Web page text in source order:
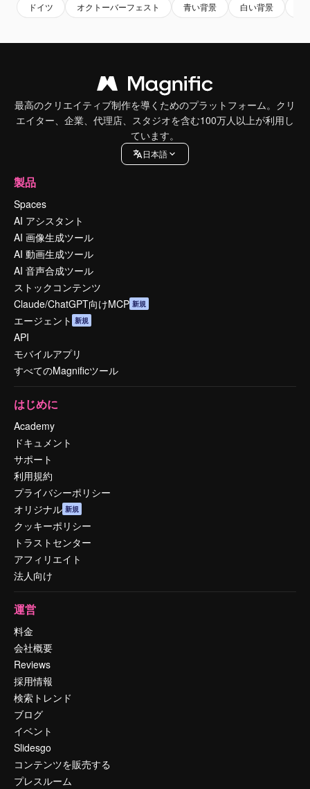
ドイツ オクトーバーフェスト 青い背景 白い背景
最高のクリエイティブ制作を導くためのプラットフォーム。クリ
エイター、企業、代理店、スタジオを含む100万人以上が利用し
ています。
日本語
製品
Spaces
AI アシスタント
AI 画像生成ツール
AI 動画生成ツール
AI 音声合成ツール
ストックコンテンツ
Claude/ChatGPT向けMCP 新規
エージェント 新規
API
モバイルアプリ
すべてのMagnificツール
はじめに
Academy
ドキュメント
サポート
利用規約
プライバシーポリシー
オリジナル 新規
クッキーポリシー
トラストセンター
アフィリエイト
法人向け
運営
料金
会社概要
Reviews
採用情報
検索トレンド
ブログ
イベント
Slidesgo
コンテンツを販売する
プレスルーム